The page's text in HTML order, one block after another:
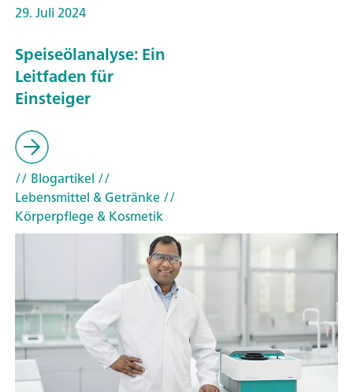
29. Juli 2024
Speiseölanalyse: Ein
Leitfaden für
Einsteiger
// Blogartikel //
Lebensmittel & Getränke//
Körperpflege & Kosmetik